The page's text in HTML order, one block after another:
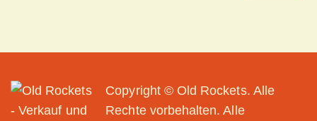
Copyright © Old Rockets. Alle
Rechte vorbehalten. Alle